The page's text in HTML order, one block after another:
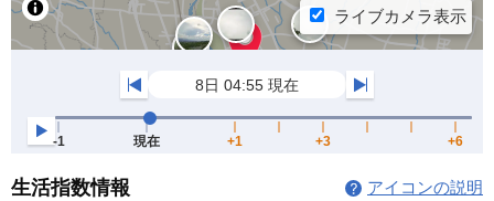
生活指数情報 アイコンの説明